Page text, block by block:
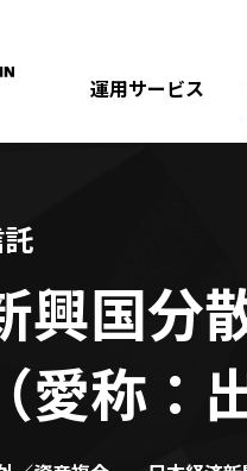
運用サービス
興国分
愛称：